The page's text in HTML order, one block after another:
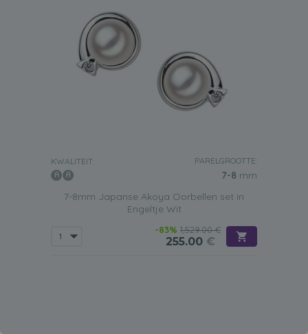
KWALITEIT: PARELGROOTTE:
7-8 mm
7-8mm Japanse Akoya Oorbellen set in
Engeltje Wit
-83% 1,529.00 €
255.00 €